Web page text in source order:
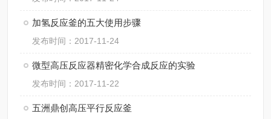
加氢反应釜的五大使用步骤
发布时间：2017-11-24
微型高压反应器精密化学合成反应的实验
发布时间：2017-11-22
五洲鼎创高压平行反应釜